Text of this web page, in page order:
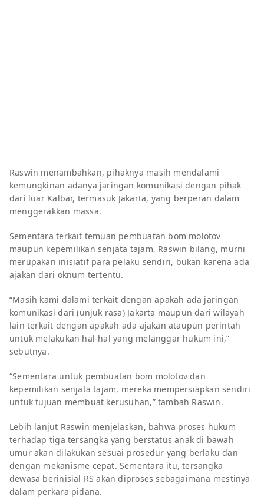
Raswin menambahkan, pihaknya masih mendalami
kemungkinan adanya jaringan komunikasi dengan pihak
dari luar Kalbar, termasuk Jakarta, yang berperan dalam
menggerakkan massa.
Sementara terkait temuan pembuatan bom molotov
maupun kepemilikan senjata tajam, Raswin bilang, murni
merupakan inisiatif para pelaku sendiri, bukan karena ada
ajakan dari oknum tertentu.
“Masih kami dalami terkait dengan apakah ada jaringan
komunikasi dari (unjuk rasa) Jakarta maupun dari wilayah
lain terkait dengan apakah ada ajakan ataupun perintah
untuk melakukan hal-hal yang melanggar hukum ini,”
sebutnya.
“Sementara untuk pembuatan bom molotov dan
kepemilikan senjata tajam, mereka mempersiapkan sendiri
untuk tujuan membuat kerusuhan,” tambah Raswin.
Lebih lanjut Raswin menjelaskan, bahwa proses hukum
terhadap tiga tersangka yang berstatus anak di bawah
umur akan dilakukan sesuai prosedur yang berlaku dan
dengan mekanisme cepat. Sementara itu, tersangka
dewasa berinisial RS akan diproses sebagaimana mestinya
dalam perkara pidana.